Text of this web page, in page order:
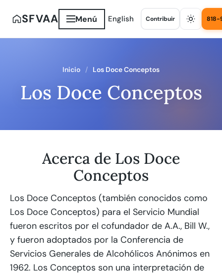
SFVAA Menú English Contribuir 818-
Inicio Los Doce Conceptos
Los Doce Conceptos
Acerca de Los Doce
Conceptos
Los Doce Conceptos (también conocidos como
Los Doce Conceptos) para el Servicio Mundial
fueron escritos por el cofundador de A.A., Bill W.,
y fueron adoptados por la Conferencia de
Servicios Generales de Alcohólicos Anónimos en
1962. Los Conceptos son una interpretación de